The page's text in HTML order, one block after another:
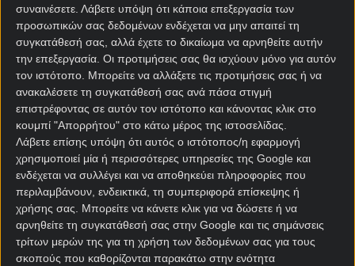
συναινέσετε. Λάβετε υπόψη ότι κάποια επεξεργασία των
προσωπικών σας δεδομένων ενδέχεται να μην απαιτεί τη
συγκατάθεσή σας, αλλά έχετε το δικαίωμα να αρνηθείτε αυτήν
την επεξεργασία. Οι προτιμήσεις σας θα ισχύουν μόνο για αυτόν
τον ιστότοπο. Μπορείτε να αλλάξετε τις προτιμήσεις σας ή να
ανακαλέσετε τη συγκατάθεσή σας ανά πάσα στιγμή
επιστρέφοντας σε αυτόν τον ιστότοπο και κάνοντας κλικ στο
κουμπί "Απορρήτου" στο κάτω μέρος της ιστοσελίδας.
Λάβετε επίσης υπόψη ότι αυτός ο ιστότοπος/η εφαρμογή
χρησιμοποιεί μία ή περισσότερες υπηρεσίες της Google και
ενδέχεται να συλλέγει και να αποθηκεύει πληροφορίες που
περιλαμβάνουν, ενδεικτικά, τη συμπεριφορά επίσκεψης ή
χρήσης σας. Μπορείτε να κάνετε κλικ για να δώσετε ή να
αρνηθείτε τη συγκατάθεσή σας στην Google και τις σημάνσεις
τρίτων μερών της για τη χρήση των δεδομένων σας για τους
σκοπούς που καθορίζονται παρακάτω στην ενότητα
Μπορεί να σκοράρει η ιταλική ομάδα και να βάλει
τις βάσεις για την ανατροπή.
στοίχημα
"Στοιχημα, προγνωστικα, πονταρισμα
16
ΣΤΟΙΧΗΜΑΤΙΚΕΣ ΠΡΟΣΦΟΡΕΣ *